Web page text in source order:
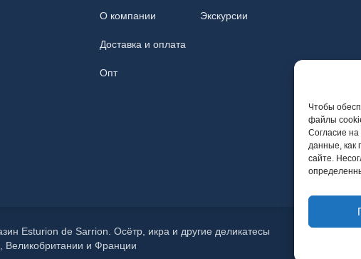
Чтобы
файлы
Согласие на
данные, как
сайте.
О компании
Доставка и оплата
Опт
Экскурсии
Esturion de Sarrion. Осётр, икра и другие деликатесы
Великобритании и Франции